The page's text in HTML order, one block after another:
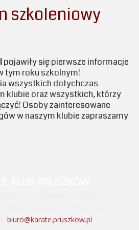
szkoleniowy
pojawiły się pierwsze informacje
tym roku szkolnym!
wszystkich dotychczas
klubie oraz wszystkich, którzy
Osoby zainteresowane
w naszym klubie zapraszamy
biuro@karate.pruszkow.pl